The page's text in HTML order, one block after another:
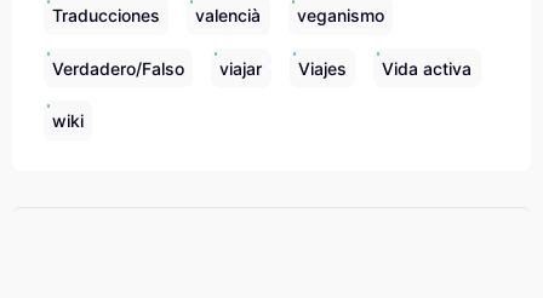
Traducciones valencià veganismo
Verdadero/Falso viajar Viajes Vida activa
wiki